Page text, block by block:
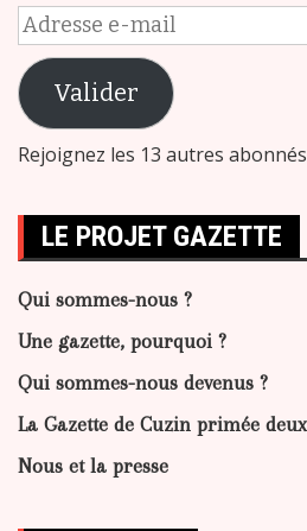
Adresse
e-
mail
Valider
Rejoignez les 13 autres abonnés
LE PROJET GAZETTE
Qui sommes-nous ?
Une gazette, pourquoi ?
Qui sommes-nous devenus ?
La Gazette de Cuzin primée
Nous et la presse